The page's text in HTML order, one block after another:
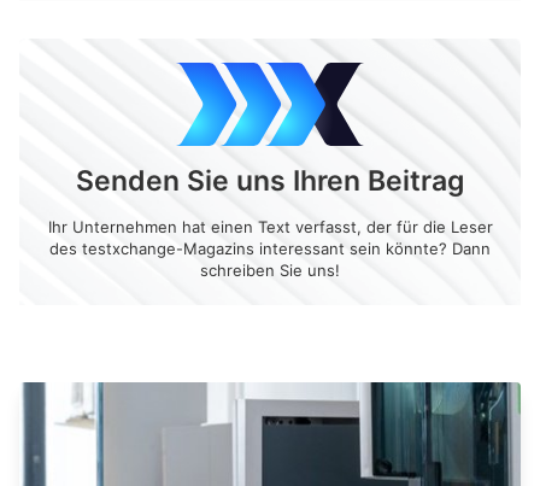
Senden Sie uns Ihren Beitrag
Ihr Unternehmen hat einen Text verfasst, der für die Leser
des testxchange-Magazins interessant sein könnte? Dann
schreiben Sie uns!